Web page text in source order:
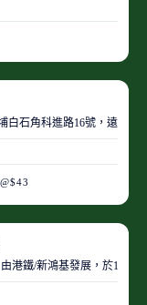
白石角科進路16號，遠離
@$43
港鐵/新鴻基發展，於